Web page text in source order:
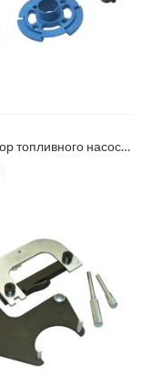
Фиксатор топливного насоса Ford/Mazda Car-Tool CT-A1758